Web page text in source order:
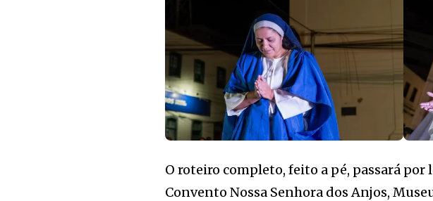
O roteiro completo, feito a pé, passará
Convento Nossa Senhora dos Anjos,